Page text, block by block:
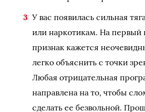
У вас появилась сильная
или наркотикам. На первый
признак кажется
легко объяснить с точки
Любая отрицательная
направлена на то, чтобы
сделать ее безвольной.